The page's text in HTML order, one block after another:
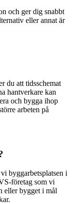
och ger dig snabbt
eller annat är
du att tidsschemat
hantverkare kan
och bygga ihop
arbeten på
byggarbetsplatsen i
företag som vi
eller bygget i mål